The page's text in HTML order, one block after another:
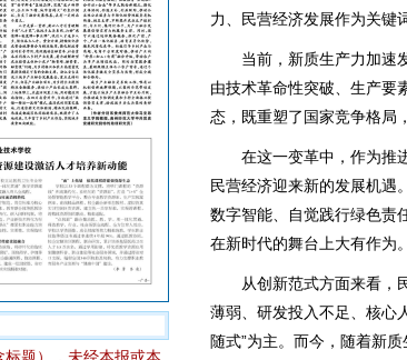
题），未经本报或本
力、民营经济发展作为关键
当前，新质生产力加速发
由技术革命性突破、生产要
态，既重塑了国家竞争格局
在这一变革中，作为推进
民营经济迎来新的发展机遇
数字智能、自觉践行绿色责
在新时代的舞台上大有作为。
从创新范式方面来看，民
薄弱、研发投入不足、核心
随式”为主。而今，随着新